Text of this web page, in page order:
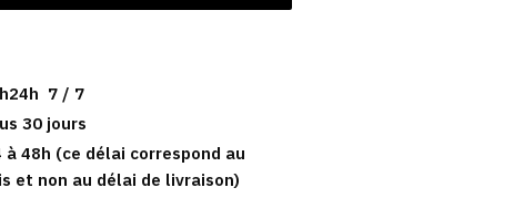
7 / 7
30 jours
à 48h (ce délai correspond au
et non au délai de livraison)